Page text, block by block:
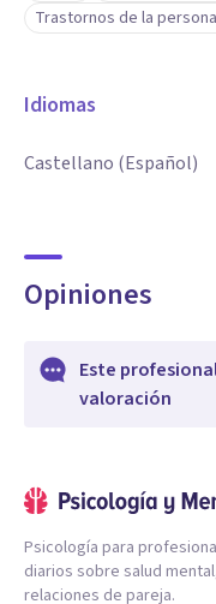
Trastornos de la
Idiomas
Castellano (Español)
Opiniones
Este
valoración
Psicología para
diarios sobre salud
relaciones de pareja.